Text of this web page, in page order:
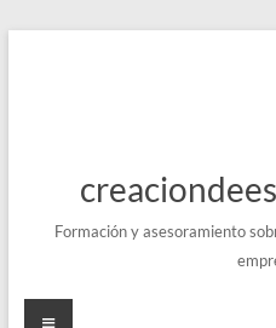
Formación y asesoramiento
Menú